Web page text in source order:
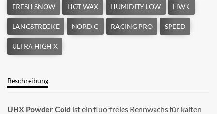
Beschreibung
UHX Powder Cold ist ein fluorfreies Rennwachs für kalten